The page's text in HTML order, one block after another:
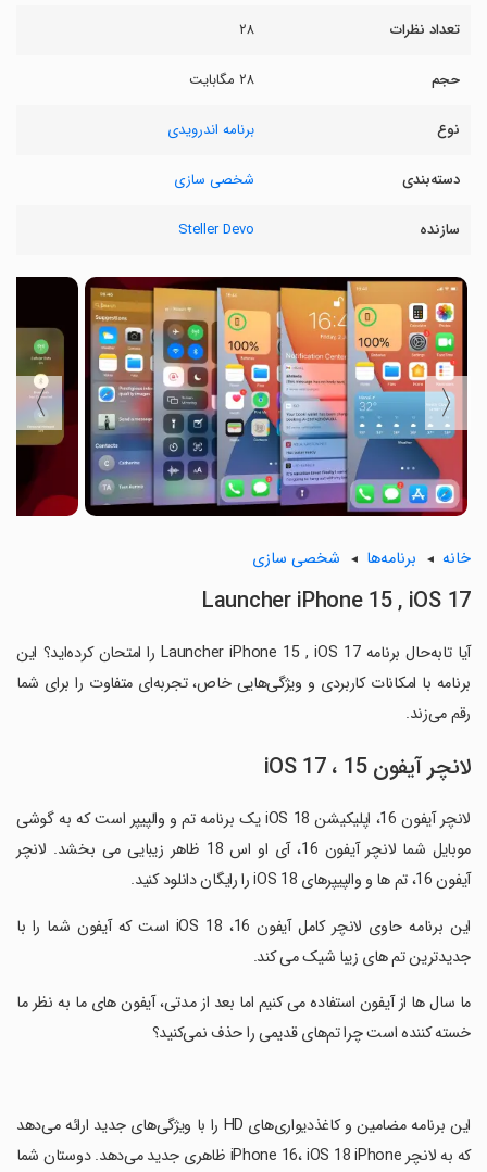
تعداد نظرات ۲۸
حجم ۲۸ مگابایت
نوع برنامه اندرویدی
دسته‌بندی شخصی سازی
سازنده Steller Devo
〈
〉
خانه برنامه‌ها شخصی سازی
Launcher iPhone 15 , iOS 17
آیا تابه‌حال برنامه Launcher iPhone 15 , iOS 17 را امتحان کرده‌اید؟ این
برنامه با امکانات کاربردی و ویژگی‌هایی خاص، تجربه‌ای متفاوت را برای شما
رقم می‌زند.
لانچر آیفون 15 ، iOS 17
لانچر آیفون 16، اپلیکیشن iOS 18 یک برنامه تم و والپیپر است که به گوشی
موبایل شما لانچر آیفون 16، آی او اس 18 ظاهر زیبایی می بخشد. لانچر
آیفون 16، تم ها و والپیپرهای iOS 18 را رایگان دانلود کنید.
‏این برنامه حاوی لانچر کامل آیفون 16، iOS 18 است که آیفون شما را با
جدیدترین تم های زیبا شیک می کند.
‏ما سال ها از آیفون استفاده می کنیم اما بعد از مدتی، آیفون های ما به نظر ما
خسته کننده است چرا تم‌های قدیمی را حذف نمی‌کنید؟
‏این برنامه مضامین و کاغذدیواری‌های HD را با ویژگی‌های جدید ارائه می‌دهد
که به لانچر iPhone 16، iOS 18 iPhone ظاهری جدید می‌دهد. دوستان شما